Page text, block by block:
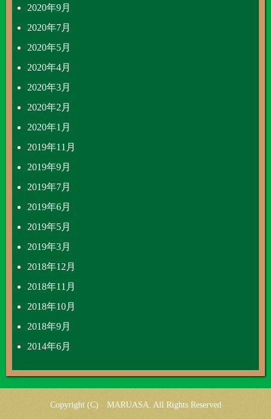
2020年9月
2020年7月
2020年5月
2020年4月
2020年3月
2020年2月
2020年1月
2019年11月
2019年9月
2019年7月
2019年6月
2019年5月
2019年3月
2018年12月
2018年11月
2018年10月
2018年9月
2014年6月
Copyright (C) MARUASA. All Rights Reserved